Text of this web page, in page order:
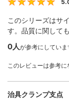
このシリーズはサ
す。品質に関して
0人が参考にしていま
このレビューは参考に
治具クランプ支点